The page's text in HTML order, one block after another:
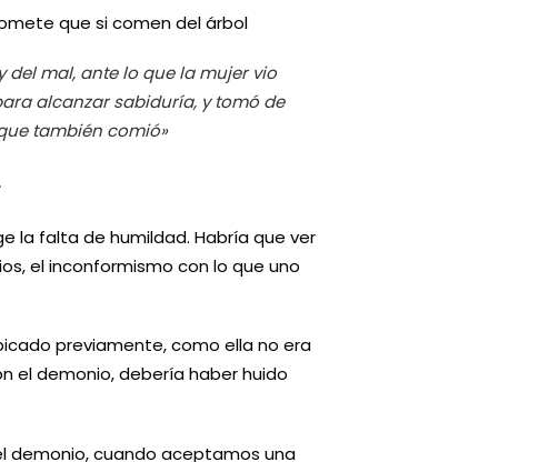
que si comen del árbol
del mal, ante lo que la mujer vio
alcanzar sabiduría, y tomó de
también comió»
la falta de humildad. Habría que ver
el inconformismo con lo que uno
previamente, como ella no era
el demonio, debería haber huido
demonio, cuando aceptamos una